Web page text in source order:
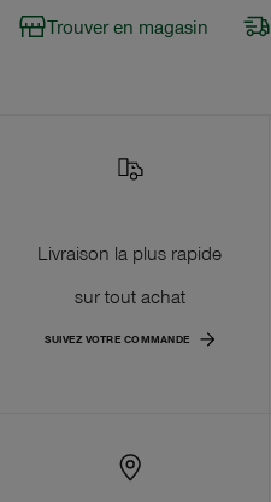
Trouver en magasin
Livraison la plus rapide
sur tout achat
SUIVEZ VOTRE COMMANDE